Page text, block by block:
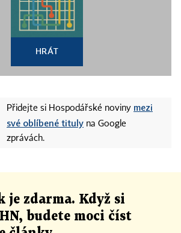
HRÁT
Přidejte si Hospodářské noviny mezi
své oblíbené tituly na Google
zprávách.
je zdarma. Když si
budete moci číst